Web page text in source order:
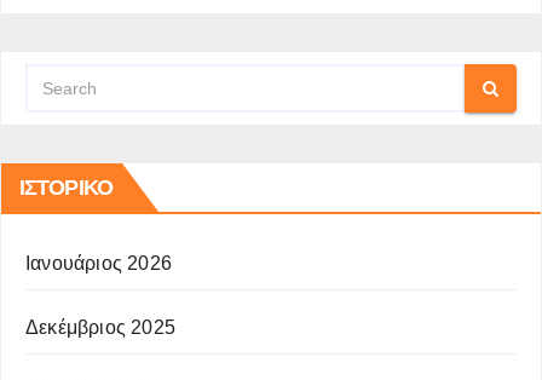
ΙΣΤΟΡΙΚΌ
Ιανουάριος 2026
Δεκέμβριος 2025